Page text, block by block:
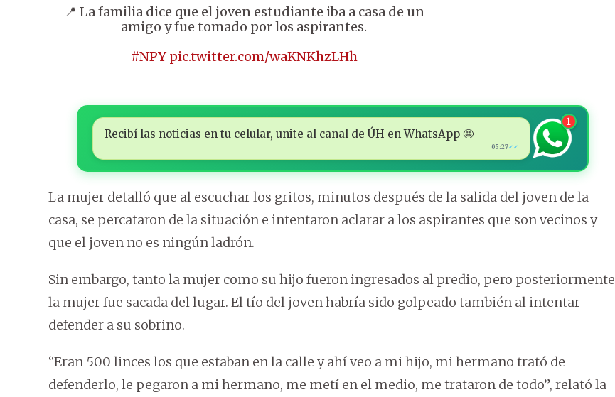
📍 La familia dice que el joven estudiante iba a casa de un
amigo y fue tomado por los aspirantes.
#NPY pic.twitter.com/waKNKhzLHh
Recibí las noticias en tu celular, unite al canal de ÚH en WhatsApp 🤩
05:27✓✓
1
La mujer detalló que al escuchar los gritos, minutos después de la salida del joven de la
casa, se percataron de la situación e intentaron aclarar a los aspirantes que son vecinos y
que el joven no es ningún ladrón.
Sin embargo, tanto la mujer como su hijo fueron ingresados al predio, pero posteriormente
la mujer fue sacada del lugar. El tío del joven habría sido golpeado también al intentar
defender a su sobrino.
“Eran 500 linces los que estaban en la calle y ahí veo a mi hijo, mi hermano trató de
defenderlo, le pegaron a mi hermano, me metí en el medio, me trataron de todo”, relató la